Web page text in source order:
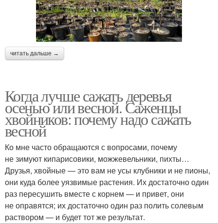
читать дальше →
Когда лучше сажать деревья
осенью или весной. Саженцы
хвойников: почему надо сажать
весной
Ко мне часто обращаются с вопросами, почему
не зимуют кипарисовики, можжевельники, пихты…
Друзья, хвойные — это вам не усы клубники и не пионы,
они куда более уязвимые растения. Их достаточно один
раз пересушить вместе с корнем — и привет, они
не оправятся; их достаточно один раз полить солевым
раствором — и будет тот же результат.